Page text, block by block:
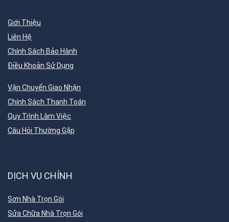
Giới Thiệu
Liên Hệ
Chính Sách Bảo Hành
Điều Khoản Sử Dụng
Vận Chuyển Giao Nhận
Chính Sách Thanh Toán
Quy Trình Làm Việc
Câu Hỏi Thường Gặp
DỊCH VỤ CHÍNH
Sơn Nhà Trọn Gói
Sửa Chữa Nhà Trọn Gói